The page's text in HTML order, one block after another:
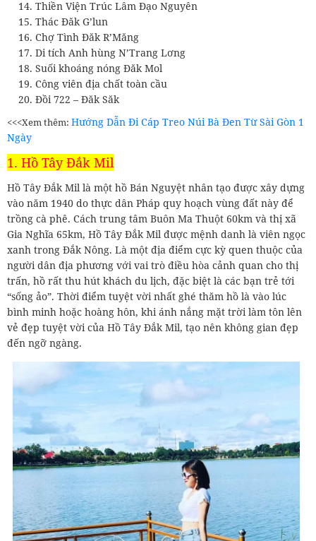
Thiền Viện Trúc Lâm Đạo Nguyên
Thác Đăk G’lun
Chợ Tình Đăk R’Măng
Di tích Anh hùng N’Trang Lơng
Suối khoáng nóng Đăk Mol
Công viên địa chất toàn cầu
Đồi 722 – Đăk Săk
<<<Xem thêm: Hướng Dẫn Đi Cáp Treo Núi Bà Đen Từ Sài Gòn 1
Ngày
1. Hồ Tây Đắk Mil
Hồ Tây Đắk Mil là một hồ Bán Nguyệt nhân tạo được xây dựng
vào năm 1940 do thực dân Pháp quy hoạch vùng đất này để
trồng cà phê. Cách trung tâm Buôn Ma Thuột 60km và thị xã
Gia Nghĩa 65km, Hồ Tây Đắk Mil được mệnh danh là viên ngọc
xanh trong Đắk Nông. Là một địa điểm cực kỳ quen thuộc của
người dân địa phương với vai trò điều hòa cảnh quan cho thị
trấn, hồ rất thu hút khách du lịch, đặc biệt là các bạn trẻ tới
“sống ảo”. Thời điểm tuyệt vời nhất ghé thăm hồ là vào lúc
bình minh hoặc hoàng hôn, khi ánh nắng mặt trời làm tôn lên
vẻ đẹp tuyệt vời của Hồ Tây Đắk Mil, tạo nên không gian đẹp
đến ngỡ ngàng.